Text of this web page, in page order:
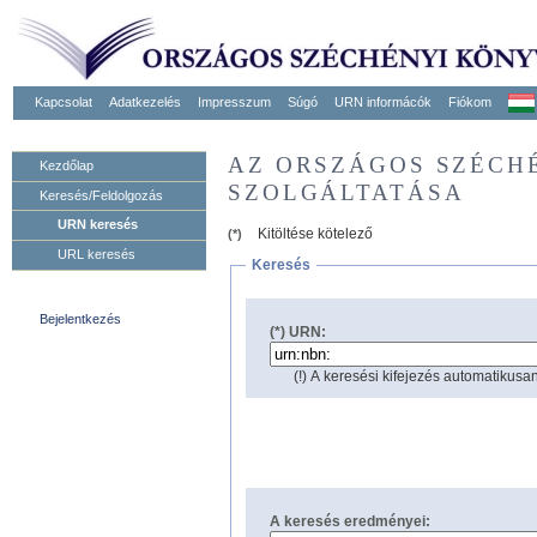
Kapcsolat Adatkezelés Impresszum Súgó URN informácók Fiókom
Kezdőlap
Keresés/Feldolgozás
URN keresés
URL keresés
Bejelentkezés
AZ ORSZÁGOS
SZOLGÁLTATÁSA
(*)
Kitöltése kötelező
Keresés
(*) URN:
(!) A keresési kifejezés
A keresés eredményei: